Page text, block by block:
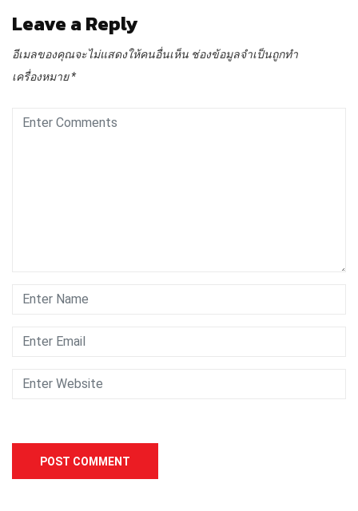
Leave a Reply
อีเมลของคุณจะไม่แสดงให้คนอื่นเห็น ช่องข้อมูลจำเป็นถูกทำ
เครื่องหมาย*